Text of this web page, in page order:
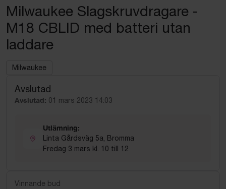
Milwaukee Slagskruvdragare -
M18 CBLID med batteri utan
laddare
Milwaukee
Avslutad
Avslutad: 01 mars 2023 14:03
Utlämning:
Linta Gårdsväg 5a, Bromma
Fredag 3 mars kl. 10 till 12
Vinnande bud